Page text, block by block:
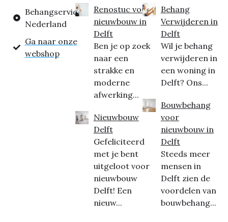
Behangservice
Nederland
Ga naar onze
webshop
Renostuc voor
nieuwbouw in
Delft
Ben je op zoek
naar een
strakke en
moderne
afwerking...
Nieuwbouw
Delft
Gefeliciteerd
met je bent
uitgeloot voor
nieuwbouw
Delft! Een
nieuw...
Behang
Verwijderen in
Delft
Wil je behang
verwijderen in
een woning in
Delft? Ons...
Bouwbehang
voor
nieuwbouw in
Delft
Steeds meer
mensen in
Delft zien de
voordelen van
bouwbehang...